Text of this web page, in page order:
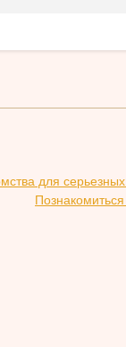
для